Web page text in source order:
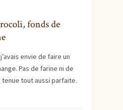
fonds de
envie de faire un
Pas de farine ni de
tenue tout aussi parfaite.